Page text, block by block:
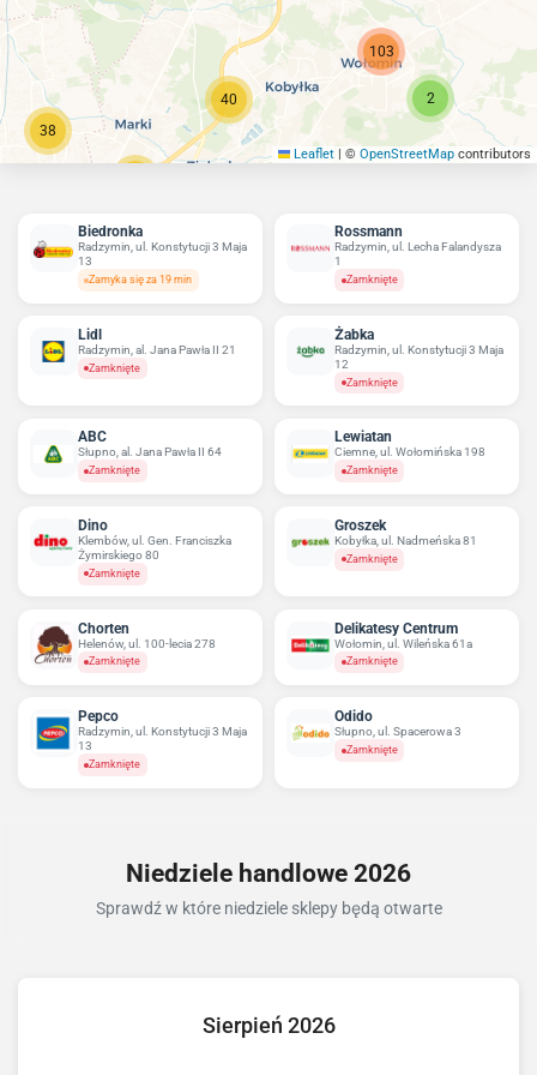
103
2
38
40
Leaflet | © OpenStreetMap contributors
Biedronka
Radzymin, ul. Konstytucji 3 Maja
13
Zamyka się za 19 min
Rossmann
Radzymin, ul. Lecha Falandysza
1
Zamknięte
Lidl
Radzymin, al. Jana Pawła II 21
Zamknięte
Żabka
Radzymin, ul. Konstytucji 3 Maja
12
Zamknięte
ABC
Słupno, al. Jana Pawła II 64
Zamknięte
Lewiatan
Ciemne, ul. Wołomińska 198
Zamknięte
Dino
Klembów, ul. Gen. Franciszka
Żymirskiego 80
Zamknięte
Groszek
Kobyłka, ul. Nadmeńska 81
Zamknięte
Chorten
Helenów, ul. 100-lecia 278
Zamknięte
Delikatesy Centrum
Wołomin, ul. Wileńska 61a
Zamknięte
Pepco
Radzymin, ul. Konstytucji 3 Maja
13
Zamknięte
Odido
Słupno, ul. Spacerowa 3
Zamknięte
Niedziele handlowe 2026
Sprawdź w które niedziele sklepy będą otwarte
Sierpień 2026